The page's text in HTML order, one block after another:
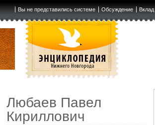
Вы не представились системе Обсуждение Вклад
Любаев Павел
Кириллович